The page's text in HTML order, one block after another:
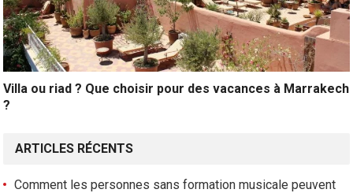
Villa ou riad ? Que choisir pour des vacances à Marrakech
?
ARTICLES RÉCENTS
Comment les personnes sans formation musicale peuvent